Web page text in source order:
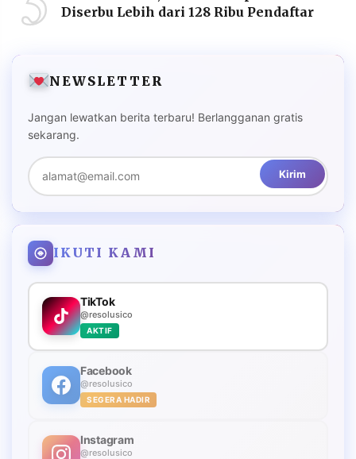
Diserbu Lebih dari 128 Ribu Pendaftar
NEWSLETTER
Jangan lewatkan berita terbaru! Berlangganan gratis
sekarang.
Kirim
IKUTI KAMI
TikTok
@resolusico
AKTIF
Facebook
@resolusico
SEGERA HADIR
Instagram
@resolusico